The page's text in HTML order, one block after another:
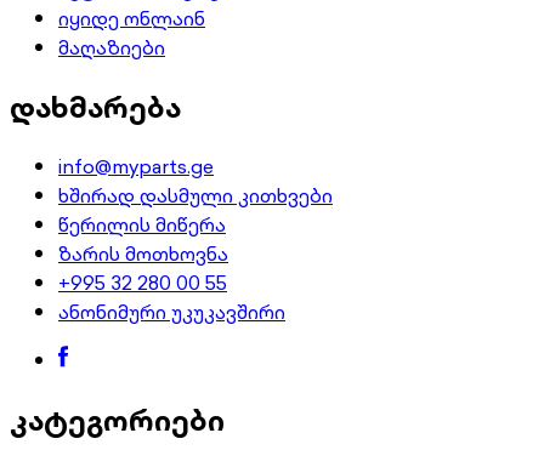
იყიდე ონლაინ
მაღაზიები
დახმარება
info@myparts.ge
ხშირად დასმული კითხვები
წერილის მიწერა
ზარის მოთხოვნა
+995 32 280 00 55
ანონიმური უკუკავშირი
კატეგორიები